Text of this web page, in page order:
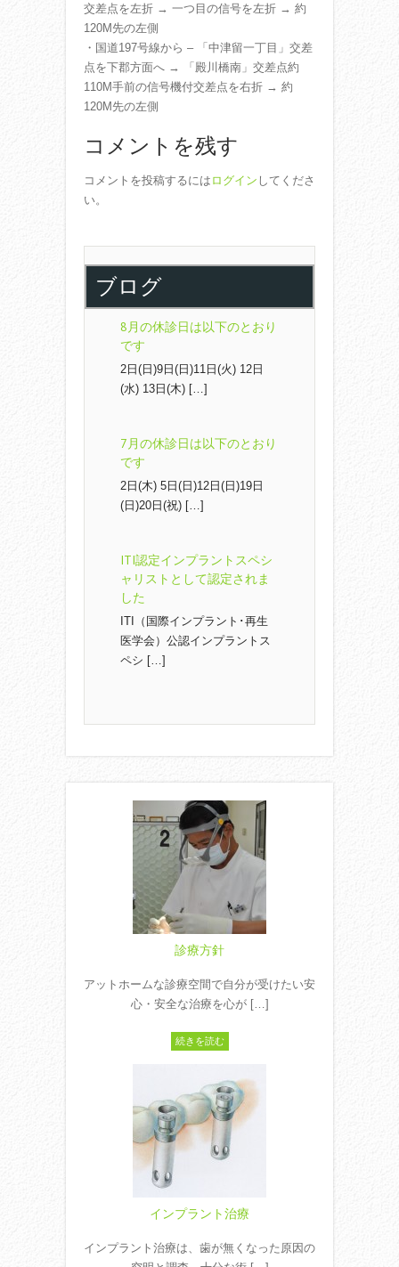
交差点を左折 → 一つ目の信号を左折 → 約
120M先の左側
・国道197号線から – 「中津留一丁目」交差
点を下郡方面へ → 「殿川橋南」交差点約
110M手前の信号機付交差点を右折 → 約
120M先の左側
コメントを残す
コメントを投稿するには ログイン してくださ
い。
ブログ
8月の休診日は以下のとおり
です
2日(日)9日(日)11日(火) 12日
(水) 13日(木) […]
7月の休診日は以下のとおり
です
2日(木) 5日(日)12日(日)19日
(日)20日(祝) […]
ITI認定インプラントスペシ
ャリストとして認定されま
した
ITI（国際インプラント･再生
医学会）公認インプラントス
ペシ […]
診療方針
アットホームな診療空間で自分が受けたい安
心・安全な治療を心が […]
続きを読む
インプラント治療
インプラント治療は、歯が無くなった原因の